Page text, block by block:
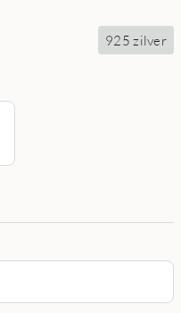
925 zilver